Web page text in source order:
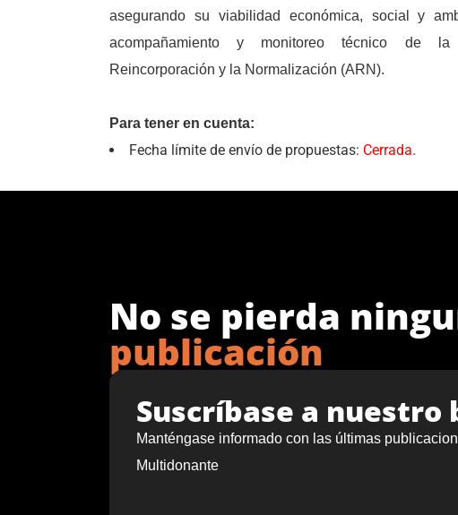
asegurando su viabilidad económica, social y
acompañamiento y monitoreo técnico de
Reincorporación y la Normalización (ARN).
Para tener en cuenta:
Fecha límite de envío de propuestas: Cerrada.
No se pierda
publicación
Suscríbase a nuestro
Manténgase informado con las últimas
Multidonante